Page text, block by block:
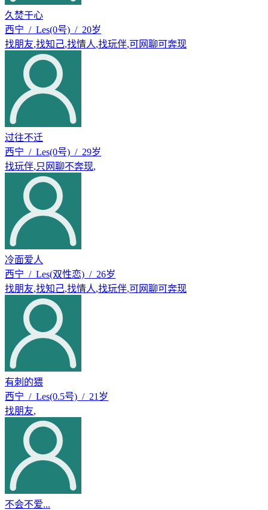
久焚于心
西宁 / Les(0号) / 20岁
找朋友,找知己,找情人,找玩伴,可网聊可奔现
过往不迁
西宁 / Les(0号) / 29岁
找玩伴,只网聊不奔现,
冷面爱人
西宁 / Les(双性恋) / 26岁
找朋友,找知己,找情人,找玩伴,可网聊可奔现
有刺的猥
西宁 / Les(0.5号) / 21岁
找朋友,
不会不爱...